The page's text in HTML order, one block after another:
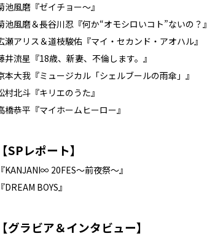
池風磨『ゼイチョー～』
池風磨＆長谷川忍『何か“オモシロいコト”ないの？』
瀬アリス＆道枝駿佑『マイ・セカンド・アオハル』
井流星『18歳、新妻、不倫します。』
本大我『ミュージカル「シェルブールの雨傘」』
村北斗『キリエのうた』
橋恭平『マイホームヒーロー』
SPレポート】
KANJANI∞ 20FES～前夜祭～』
DREAM BOYS』
グラビア＆インタビュー】